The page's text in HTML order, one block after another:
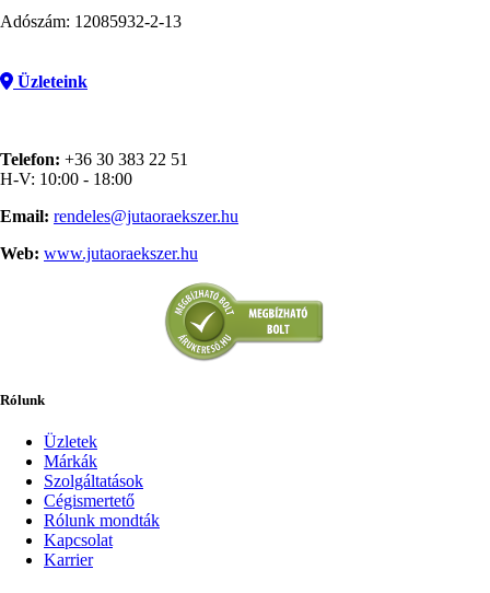
Adószám: 12085932-2-13
Üzleteink
Telefon: +36 30 383 22 51
H-V: 10:00 - 18:00
Email: rendeles@jutaoraekszer.hu
Web: www.jutaoraekszer.hu
Rólunk
Üzletek
Márkák
Szolgáltatások
Cégismertető
Rólunk mondták
Kapcsolat
Karrier